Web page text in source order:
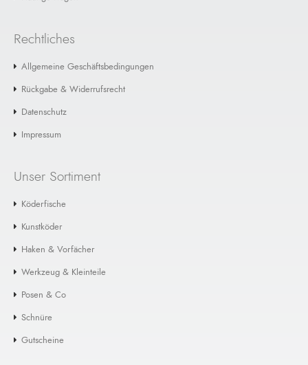
Rechtliches
Allgemeine Geschäftsbedingungen
Rückgabe & Widerrufsrecht
Datenschutz
Impressum
Unser Sortiment
Köderfische
Kunstköder
Haken & Vorfächer
Werkzeug & Kleinteile
Posen & Co
Schnüre
Gutscheine